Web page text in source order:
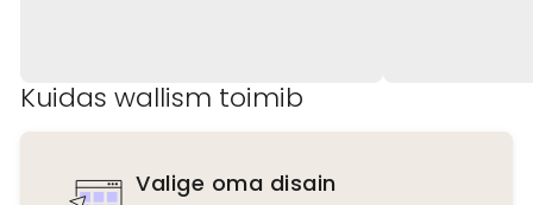
Kuidas wallism toimib
Valige oma disain